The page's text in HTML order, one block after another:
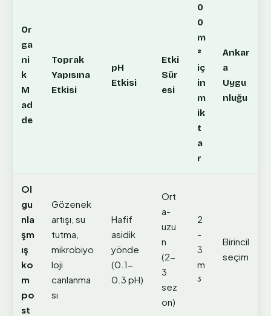
Or
ga
ni
k
M
ad
de
Toprak
Yapısına
Etkisi
pH
Etkisi
Etki
Sür
esi
0
0
m
²
iç
in
m
ik
t
a
r
Ankar
a
Uygu
nluğu
Ol
gu
nla
şm
ış
ko
m
po
st
Gözenek
artışı, su
tutma,
mikrobiyo
loji
canlanma
sı
Hafif
asidik
yönde
(0.1-
0.3 pH)
Ort
a-
uzu
n
(2-
3
sez
on)
2
-
3
m
³
Birincil
seçim